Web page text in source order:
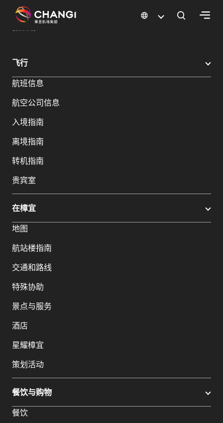
所
樟
宜
网
站:
选
择
言:
樟宜机场 樟宜机场餐饮与购物
餐饮指南：餐厅和美食 | 樟宜机场
飞行
航班信息
航空公司信息
入境指南
离境指南
转机指南
贵宾室
在樟宜
地图
航站楼指南
交通和路线
特殊协助
景点与服务
酒店
星耀樟宜
策划活动
餐饮与购物
餐饮